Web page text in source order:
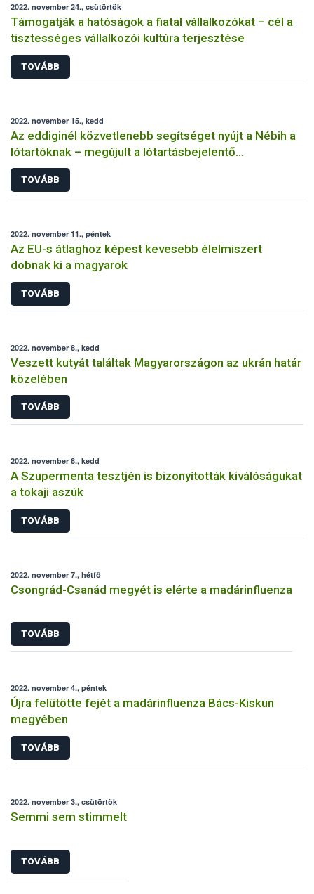
2022. november 24., csütörtök
Támogatják a hatóságok a fiatal vállalkozókat – cél a
tisztességes vállalkozói kultúra terjesztése
TOVÁBB
2022. november 15., kedd
Az eddiginél közvetlenebb segítséget nyújt a Nébih a
lótartóknak – megújult a lótartásbejelentő
nyomtatvány!
TOVÁBB
2022. november 11., péntek
Az EU-s átlaghoz képest kevesebb élelmiszert
dobnak ki a magyarok
TOVÁBB
2022. november 8., kedd
Veszett kutyát találtak Magyarországon az ukrán határ
közelében
TOVÁBB
2022. november 8., kedd
A Szupermenta tesztjén is bizonyították kiválóságukat
a tokaji aszúk
TOVÁBB
2022. november 7., hétfő
Csongrád-Csanád megyét is elérte a madárinfluenza
TOVÁBB
2022. november 4., péntek
Újra felütötte fejét a madárinfluenza Bács-Kiskun
megyében
TOVÁBB
2022. november 3., csütörtök
Semmi sem stimmelt
TOVÁBB